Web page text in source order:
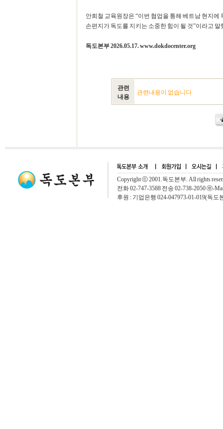
안희철 교육원장은 “이번 협업을 통해 베트남 현지
손편지가 독도를 지키는 소중한 힘이 될 것”이라고
독도본부 2026.05.17. www.dokdocenter.org
관련
내용
관련내용이 없습니다
Copyright ⓒ 2001.독도본부. All rights
전화 02-747-3588 전송 02-738-2050 ⓔ-
후원 : 기업은행 024-047973-01-019(독도